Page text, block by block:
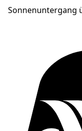
Sonnenuntergang